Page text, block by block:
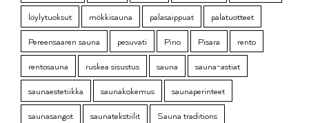
löylytuoksut
mökkisauna palasaippuat
palatuotteet
Pereensaaren sauna
pesuvati Pino Pisara
rento
rentosauna
ruskea sisustus sauna
sauna-astiat
saunaestetiikka
saunakokemus
saunaperinteet
saunasangot
saunatekstiilit
Sauna traditions